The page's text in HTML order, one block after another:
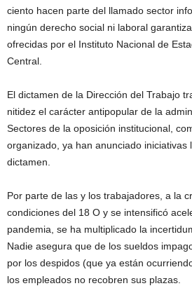
ciento hacen parte del llamado sector
ningún derecho social ni laboral
ofrecidas por el Instituto Nacional de
Central.
El dictamen de la Dirección del Trabajo
nitidez el carácter antipopular de la
Sectores de la oposición institucional,
organizado, ya han anunciado iniciativas
dictamen.
Por parte de las y los trabajadores, a la
condiciones del 18 O y se intensificó
pandemia, se ha multiplicado la
Nadie asegura que de los sueldos
por los despidos (que ya están
los empleados no recobren sus plazas.